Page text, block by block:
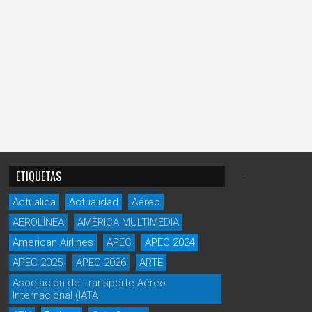
ETIQUETAS
Actualida Actualidad
Aéreo
AEROLÌNEA
AMÈRICA MULTIMEDIA
American Airlines
APEC
APEC 2024
APEC 2025
APEC 2026
ARTE
Asociación de Transporte Aéreo
Internacional (IATA
.